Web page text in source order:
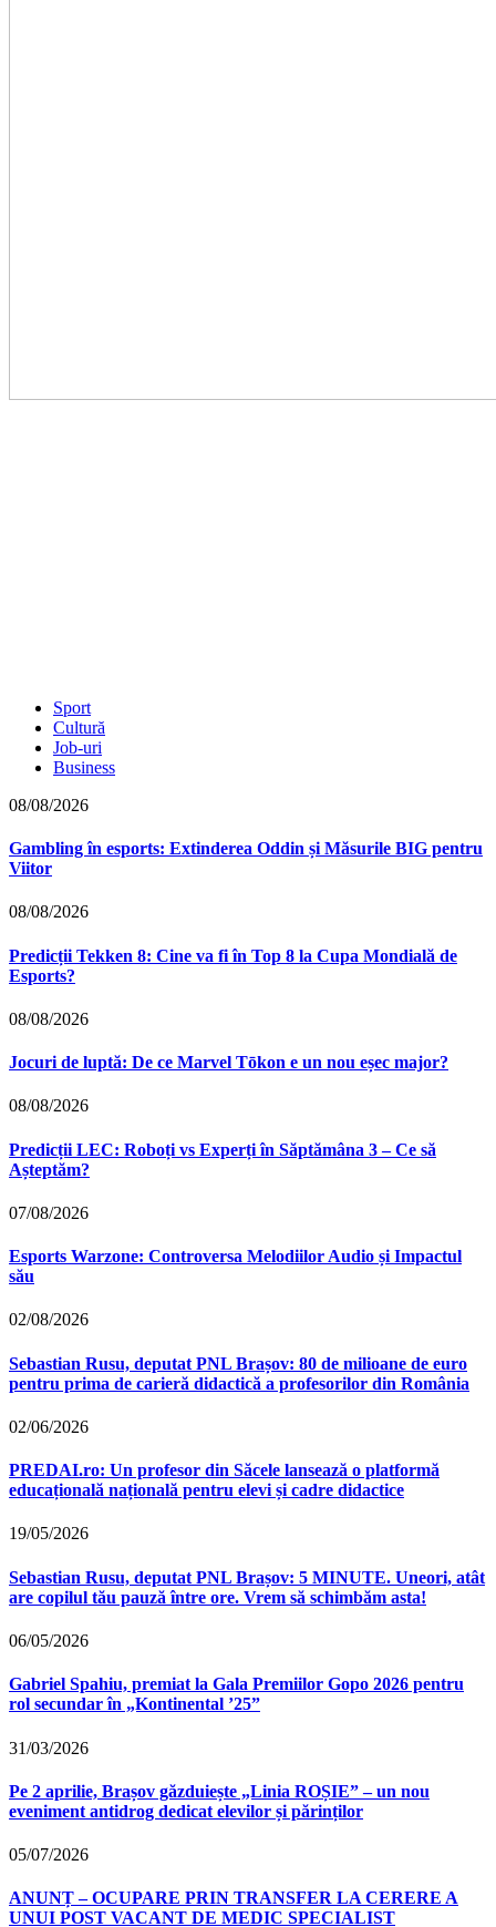
Sport
Cultură
Job-uri
Business
08/08/2026
Gambling în esports: Extinderea Oddin și Măsurile BIG pentru
Viitor
08/08/2026
Predicții Tekken 8: Cine va fi în Top 8 la Cupa Mondială de
Esports?
08/08/2026
Jocuri de luptă: De ce Marvel Tōkon e un nou eșec major?
08/08/2026
Predicții LEC: Roboți vs Experți în Săptămâna 3 – Ce să
Așteptăm?
07/08/2026
Esports Warzone: Controversa Melodiilor Audio și Impactul
său
02/08/2026
Sebastian Rusu, deputat PNL Brașov: 80 de milioane de euro
pentru prima de carieră didactică a profesorilor din România
02/06/2026
PREDAI.ro: Un profesor din Săcele lansează o platformă
educațională națională pentru elevi și cadre didactice
19/05/2026
Sebastian Rusu, deputat PNL Brașov: 5 MINUTE. Uneori, atât
are copilul tău pauză între ore. Vrem să schimbăm asta!
06/05/2026
Gabriel Spahiu, premiat la Gala Premiilor Gopo 2026 pentru
rol secundar în „Kontinental ’25”
31/03/2026
Pe 2 aprilie, Brașov găzduiește „Linia ROȘIE” – un nou
eveniment antidrog dedicat elevilor și părinților
05/07/2026
ANUNȚ – OCUPARE PRIN TRANSFER LA CERERE A
UNUI POST VACANT DE MEDIC SPECIALIST